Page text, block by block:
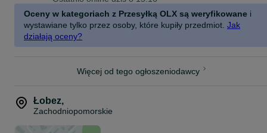
dopasować cenę!
Szukasz innego modelu? Z większą lub mniejszą pamięcią? W
innym kolorze? - Nie ma problemu - Ogarniemy to!
_ _ _ _ _ _ _ _ _ _ _ _ _ _ _ _ _ _ _ _ _ _ _ _ _ _ _
stanowią oferty w rozumieniu przepisów Kodeksu Cywilnego oraz
konsumenckiej.
Oceny w kategoriach z Przesyłką OLX są weryfikowane i
wystawiane tylko przez osoby, które kupiły przedmiot. Jak
działają oceny?
Więcej od tego ogłoszeniodawcy
Łobez,
Zachodniopomorskie